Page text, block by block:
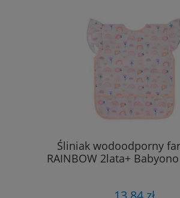
Śliniak wodoodporny
RAINBOW 2lata+